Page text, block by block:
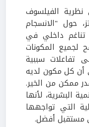
الفيلسوف
حول "الانسجام
تناغم داخلي في
لجميع المكونات
تفاعلات سببية
أن كل مكون لديه
ممكن من الخير.
البشرية، لأنها
التي تواجهها
مستقبل أفضل.